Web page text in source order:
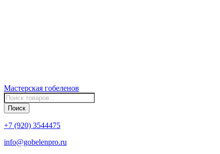
Мастерская гобеленов
Поиск
товаров
Поиск
+7 (920) 3544475
info@gobelenpro.ru